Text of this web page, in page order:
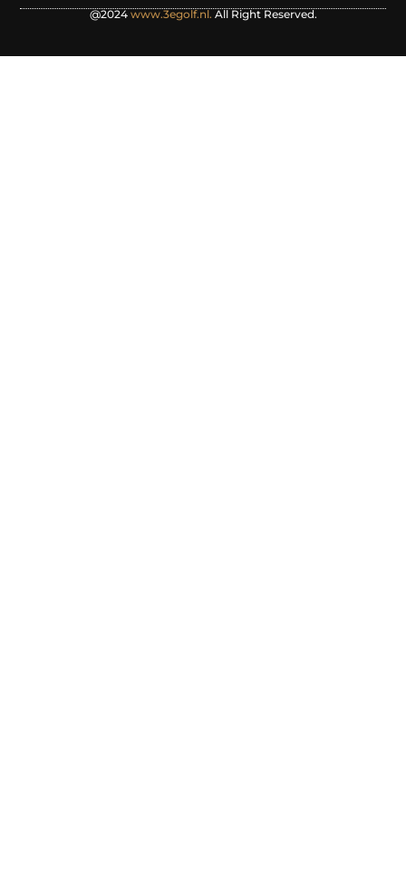
@2024www.3egolf.nl.All Right Reserved.